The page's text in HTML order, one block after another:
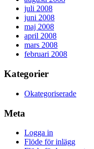
juli 2008
juni 2008
maj 2008
april 2008
mars 2008
februari 2008
Kategorier
Okategoriserade
Meta
Logga in
Flöde för inlägg